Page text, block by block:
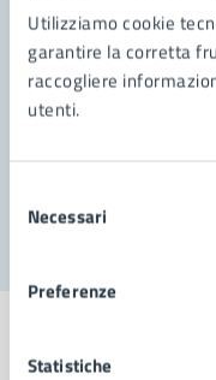
Utilizziamo cookie
garantire la corretta
raccogliere
utenti.
delNecessari
Preferenze
Statistiche
Richiedi
Prenota